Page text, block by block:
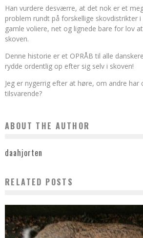
Han vurdere desværre, at det nok er et
problem rundt på forskellige skovdistrikter
gamle voliere, net og lignede bare for lov
skoven.
Denne historie er et OPRÅB til alle
rydde ordentlig op efter sig selv i skoven!
Jeg er nygerrig efter at høre, om andre har
tilsvarende?
ABOUT THE AUTHOR
daahjorten
RELATED POSTS